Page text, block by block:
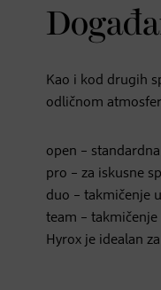
Kao i kod drugih
odličnom
open –
pro – za iskusne
duo – takmičenje
team –
Hyrox je idealan